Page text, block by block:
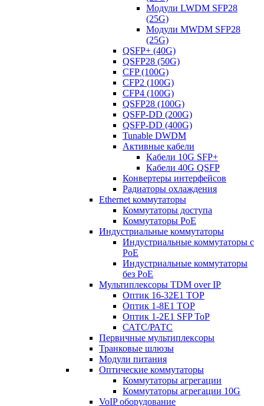
Модули LWDM SFP28
(25G)
Модули MWDM SFP28
(25G)
QSFP+ (40G)
QSFP28 (50G)
CFP (100G)
CFP2 (100G)
CFP4 (100G)
QSFP28 (100G)
QSFP-DD (200G)
QSFP-DD (400G)
Tunable DWDM
Активные кабели
Кабели 10G SFP+
Кабели 40G QSFP
Конвертеры интерфейсов
Радиаторы охлаждения
Ethernet коммутаторы
Коммутаторы доступа
Коммутаторы PoE
Индустриальные коммутаторы
Индустриальные коммутаторы с
PoE
Индустриальные коммутаторы
без PoE
Мультиплексоры TDM over IP
Оптик 16-32E1 TOP
Оптик 1-8E1 TOP
Оптик 1-2E1 SFP ToP
САТС/РАТС
Первичные мультиплексоры
Транковые шлюзы
Модули питания
Оптические коммутаторы
Коммутаторы агрегации
Коммутаторы агрегации 10G
VoIP оборудование